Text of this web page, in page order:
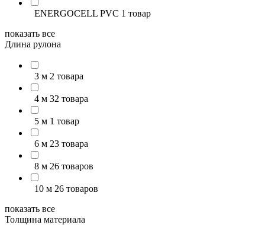
ENERGOCELL PVC 1 товар
показать все
Длина рулона
3 м 2 товара
4 м 32 товара
5 м 1 товар
6 м 23 товара
8 м 26 товаров
10 м 26 товаров
показать все
Толщина материала